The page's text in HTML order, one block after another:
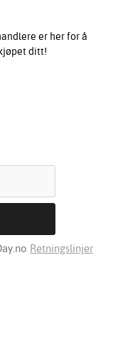
er her for å
ditt!
Retningslinjer